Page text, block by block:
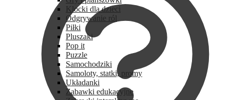
Klocki dla dzieci
Odgrywanie ról
Piłki
Pluszaki
Pop it
Puzzle
Samochodziki
Samoloty, statki, promy
Układanki
Zabawki edukacyjne